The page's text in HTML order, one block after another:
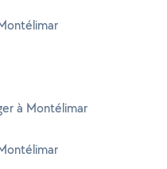
à Montélimar